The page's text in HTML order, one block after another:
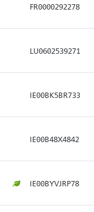
FR0000292278
LU0602539271
IE00BK5BR733
IE00B48X4842
IE00BYVJRP78